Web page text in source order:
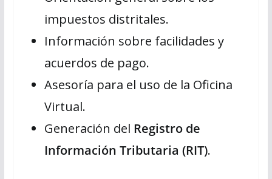
impuestos distritales.
Información sobre facilidades y
acuerdos de pago.
Asesoría para el uso de la Oficina
Virtual.
Generación del Registro de
Información Tributaria (RIT).